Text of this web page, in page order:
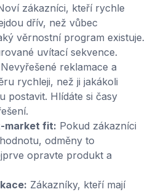
zákazníci, kteří rychle
dřív, než vůbec
věrnostní program existuje.
uvítací sekvence.
Nevyřešené reklamace a
rychleji, než ji jakákoli
postavit. Hlídáte si časy
market fit: Pokud zákazníci
odměny to
opravte produkt a
Zákazníky, kteří mají